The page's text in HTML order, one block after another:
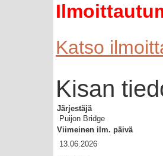
Katso
Kisan
Järjestäjä
Puijon Bridge
Viimeinen ilm. päivä
13.06.2026